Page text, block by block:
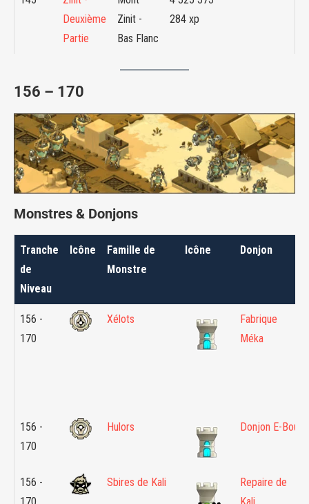
Deuxième
Partie
Zinit -
Bas Flanc
284 xp
156 – 170
Monstres & Donjons
Tranche
de
Niveau
Icône
Famille de
Monstre
Icône Donjon
156 -
170
Xélots
Fabrique
Méka
156 -
170
Hulors Donjon E-Bou
156 -
170
Sbires de Kali
Repaire de
Kali